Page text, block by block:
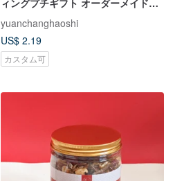
企業ギフト
yuanchanghaoshi
US$ 2.19
カスタム可